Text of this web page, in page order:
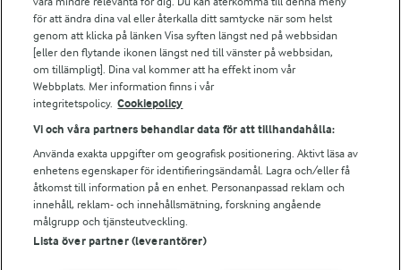
Bildbank
Följ oss
© 2026 Arla Foods
för att ändra dina val eller återkalla ditt samtycke när som helst
genom att klicka på länken Visa syften längst ned på webbsidan
[eller den flytande ikonen längst ned till vänster på webbsidan,
om tillämpligt]. Dina val kommer att ha effekt inom vår
Webbplats. Mer information finns i vår
integritetspolicy. Cookiepolicy
Vi och våra partners behandlar data för att tillhandahålla:
Använda exakta uppgifter om geografisk positionering. Aktivt läsa av
enhetens egenskaper för identifieringsändamål. Lagra och/eller få
åtkomst till information på en enhet. Personanpassad reklam och
innehåll, reklam- och innehållsmätning, forskning angående
målgrupp och tjänsteutveckling.
Lista över partner (leverantörer)